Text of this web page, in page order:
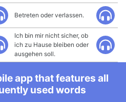
Betreten oder verlassen.
Ich bin mir nicht sicher, ob
ich zu Hause bleiben oder
ausgehen soll.
app that features all
used words